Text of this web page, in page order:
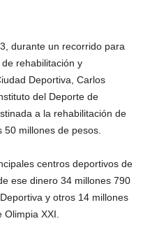
durante un recorrido para
rehabilitación y
Deportiva, Carlos
del Deporte de
a la rehabilitación de
millones de pesos.
centros deportivos de
ese dinero 34 millones 790
y otros 14 millones
XXI.